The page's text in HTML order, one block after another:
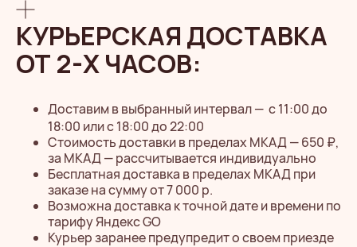
КУРЬЕРСКАЯ ДОСТАВКА
ОТ 2-Х ЧАСОВ:
Доставим в выбранный интервал — с 11:00 до
18:00 или с 18:00 до 22:00
Стоимость доставки в пределах МКАД — 650 ₽,
за МКАД — рассчитывается индивидуально
Бесплатная доставка в пределах МКАД при
заказе на сумму от 7 000 р.
Возможна доставка к точной дате и времени по
тарифу Яндекс GO
Курьер заранее предупредит о своем приезде